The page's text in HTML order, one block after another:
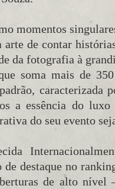
momentos
arte de contar
da fotografia à
soma mais de
caracterizada
a essência do
do seu evento
de destaque no
de alto